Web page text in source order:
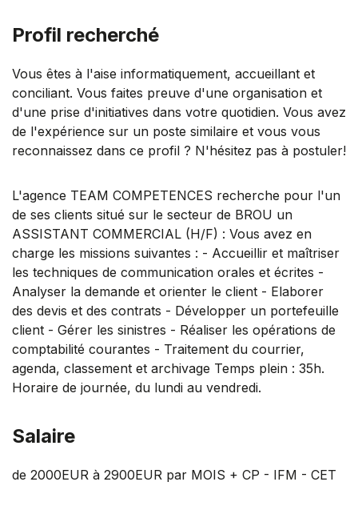
Profil recherché
Vous êtes à l'aise informatiquement, accueillant et
conciliant. Vous faites preuve d'une organisation et
d'une prise d'initiatives dans votre quotidien. Vous avez
de l'expérience sur un poste similaire et vous vous
reconnaissez dans ce profil ? N'hésitez pas à postuler!
L'agence TEAM COMPETENCES recherche pour l'un
de ses clients situé sur le secteur de BROU un
ASSISTANT COMMERCIAL (H/F) : Vous avez en
charge les missions suivantes : - Accueillir et maîtriser
les techniques de communication orales et écrites -
Analyser la demande et orienter le client - Elaborer
des devis et des contrats - Développer un portefeuille
client - Gérer les sinistres - Réaliser les opérations de
comptabilité courantes - Traitement du courrier,
agenda, classement et archivage Temps plein : 35h.
Horaire de journée, du lundi au vendredi.
Salaire
de 2000EUR à 2900EUR par MOIS + CP - IFM - CET